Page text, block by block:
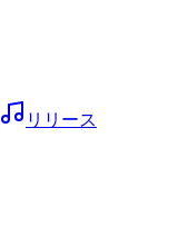
リリース